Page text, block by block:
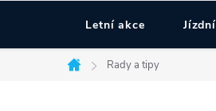
Letní akce
Domů
Rady a tipy